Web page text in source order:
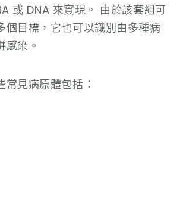
或 DNA 來實現。 由於該套組可
個目標，它也可以識別由多種病
感染。
常見病原體包括：